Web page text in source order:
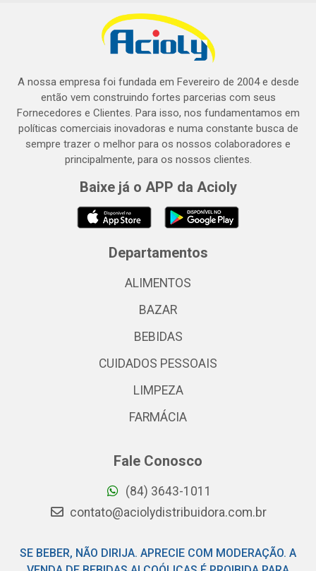
A nossa empresa foi fundada em Fevereiro de 2004 e desde
então vem construindo fortes parcerias com seus
Fornecedores e Clientes. Para isso, nos fundamentamos em
políticas comerciais inovadoras e numa constante busca de
sempre trazer o melhor para os nossos colaboradores e
principalmente, para os nossos clientes.
Baixe já o APP da Acioly
Departamentos
ALIMENTOS
BAZAR
BEBIDAS
CUIDADOS PESSOAIS
LIMPEZA
FARMÁCIA
Fale Conosco
(84) 3643-1011
contato@aciolydistribuidora.com.br
SE BEBER, NÃO DIRIJA. APRECIE COM MODERAÇÃO. A